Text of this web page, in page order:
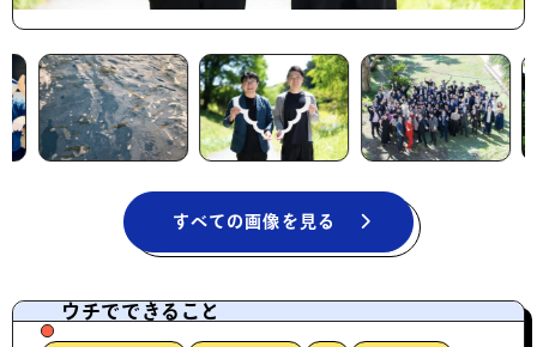
すべての画像を見る
ウチでできること